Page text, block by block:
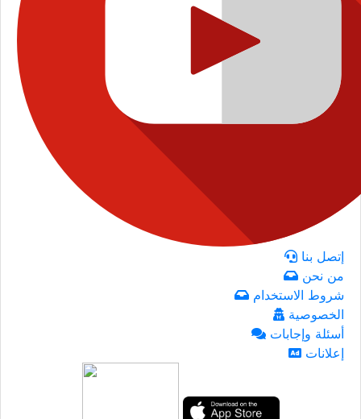
إتصل بنا
من نحن
شروط الاستخدام
الخصوصية
أسئلة وإجابات
إعلانات